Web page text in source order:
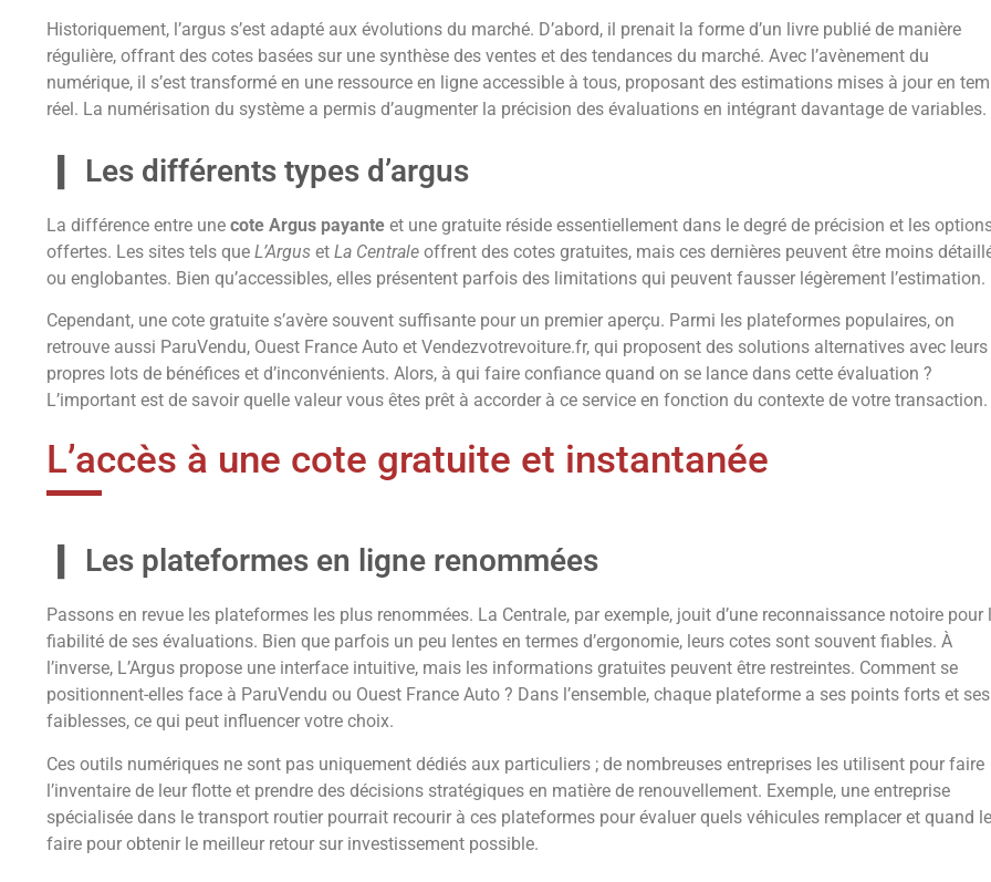
Historiquement, l’argus s’est adapté aux évolutions du marché. D’abord, il prenait la forme d’un livre publié de manière
régulière, offrant des cotes basées sur une synthèse des ventes et des tendances du marché. Avec l’avènement du
numérique, il s’est transformé en une ressource en ligne accessible à tous, proposant des estimations mises à jour en
réel. La numérisation du système a permis d’augmenter la précision des évaluations en intégrant davantage de variables.
Les différents types d’argus
La différence entre une cote Argus payante et une gratuite réside essentiellement dans le degré de précision et les
offertes. Les sites tels que L’Argus et La Centrale offrent des cotes gratuites, mais ces dernières peuvent être moins
ou englobantes. Bien qu’accessibles, elles présentent parfois des limitations qui peuvent fausser légèrement l’estimation.
Cependant, une cote gratuite s’avère souvent suffisante pour un premier aperçu. Parmi les plateformes populaires, on
retrouve aussi ParuVendu, Ouest France Auto et Vendezvotrevoiture.fr, qui proposent des solutions alternatives avec leurs
propres lots de bénéfices et d’inconvénients. Alors, à qui faire confiance quand on se lance dans cette évaluation ?
L’important est de savoir quelle valeur vous êtes prêt à accorder à ce service en fonction du contexte de votre transaction.
L’accès à une cote gratuite et instantanée
Les plateformes en ligne renommées
Passons en revue les plateformes les plus renommées. La Centrale, par exemple, jouit d’une reconnaissance notoire pour
fiabilité de ses évaluations. Bien que parfois un peu lentes en termes d’ergonomie, leurs cotes sont souvent fiables. À
l’inverse, L’Argus propose une interface intuitive, mais les informations gratuites peuvent être restreintes. Comment se
positionnent-elles face à ParuVendu ou Ouest France Auto ? Dans l’ensemble, chaque plateforme a ses points forts et ses
faiblesses, ce qui peut influencer votre choix.
Ces outils numériques ne sont pas uniquement dédiés aux particuliers ; de nombreuses entreprises les utilisent pour faire
l’inventaire de leur flotte et prendre des décisions stratégiques en matière de renouvellement. Exemple, une entreprise
spécialisée dans le transport routier pourrait recourir à ces plateformes pour évaluer quels véhicules remplacer et quand le
faire pour obtenir le meilleur retour sur investissement possible.